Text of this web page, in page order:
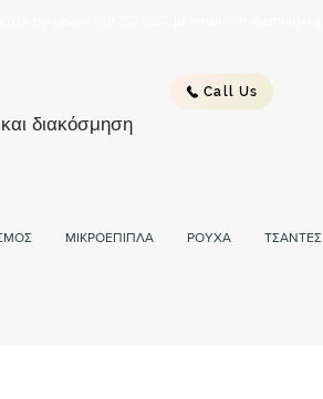
Call Us
διακόσμηση
ΜΙΚΡΟΕΠΙΠΛΑ ΡΟΥΧΑ ΤΣΑΝΤΕΣ